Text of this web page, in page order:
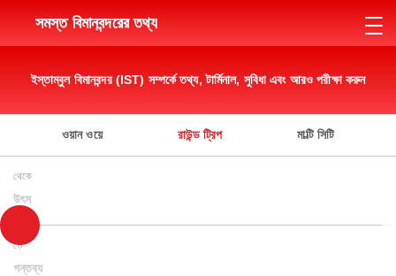
সমস্ত বিমানবন্দরের তথ্য
ইস্তাম্বুল বিমানবন্দর (IST) সম্পর্কে তথ্য, টার্মিনাল, সুবিধা এবং আরও পরীক্ষা করুন
ওয়ান ওয়ে রাউন্ড ট্রিপ মাল্টি সিটি
থেকে
উৎস
তে
গন্তব্য